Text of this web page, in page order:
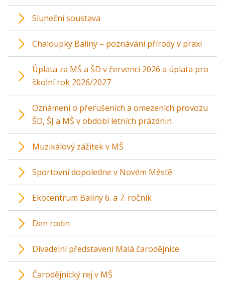
Sluneční soustava
Chaloupky Baliny – poznávání přírody v praxi
Úplata za MŠ a ŠD v červenci 2026 a úplata pro
školní rok 2026/2027
Oznámení o přerušeních a omezeních provozu
ŠD, ŠJ a MŠ v období letních prázdnin
Muzikálový zážitek v MŠ
Sportovní dopoledne v Novém Městě
Ekocentrum Baliny 6. a 7. ročník
Den rodin
Divadelní představení Malá čarodějnice
Čarodějnický rej v MŠ